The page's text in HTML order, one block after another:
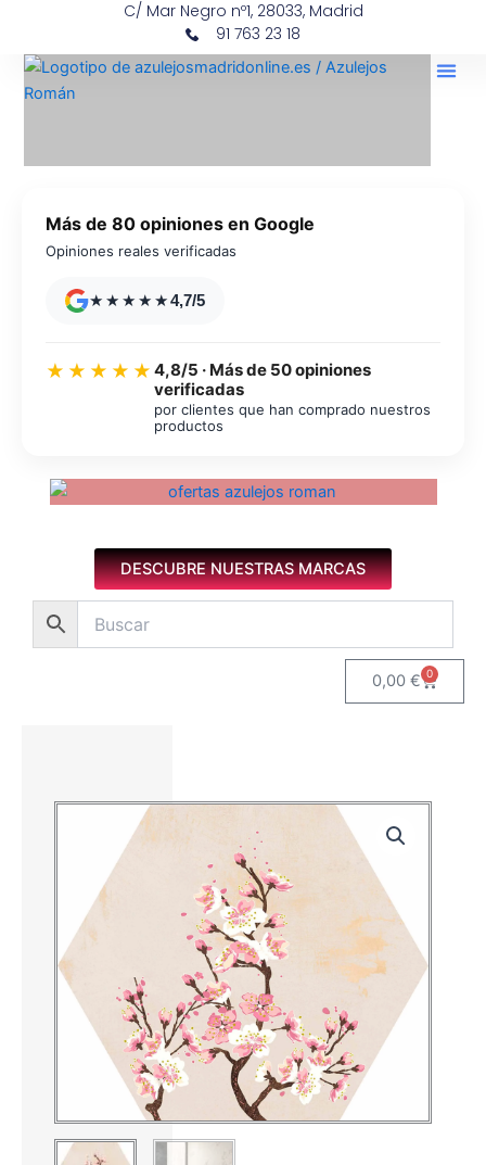
contenido
C/ Mar Negro nº1, 28033, Madrid
91 763 23 18
Más de 80 opiniones en Google
Opiniones reales verificadas
★★★★★4,7/5
★★★★★ 4,8/5 · Más de 50 opiniones
verificadas
por clientes que han comprado nuestros
productos
DESCUBRE NUESTRAS MARCAS
0,00€ 0
Carrito